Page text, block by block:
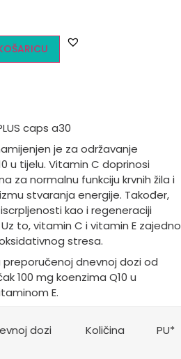
caps a30
je za održavanje
u tijelu. Vitamin C doprinosi
za normalnu funkciju krvnih žila i
stvaranja energije. Također,
kao i regeneraciji
to, vitamin C i vitamin E zajedno
stresa.
preporučenoj dnevnoj dozi od
100 mg koenzima Q10 u
E.
dozi
Količina PU*